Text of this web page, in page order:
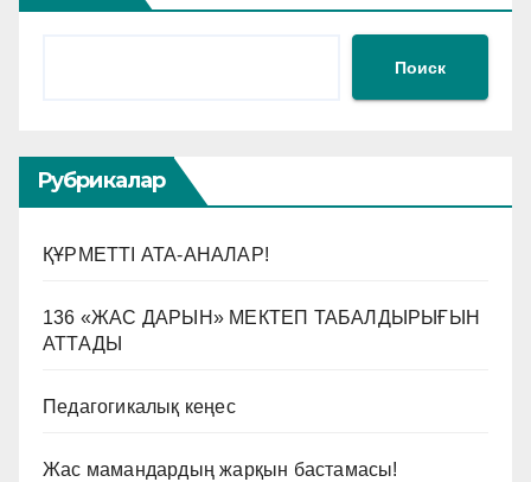
Поиск
Рубрикалар
ҚҰРМЕТТІ АТА-АНАЛАР!
136 «ЖАС ДАРЫН» МЕКТЕП ТАБАЛДЫРЫҒЫН
АТТАДЫ
Педагогикалық кеңес
Жас мамандардың жарқын бастамасы!